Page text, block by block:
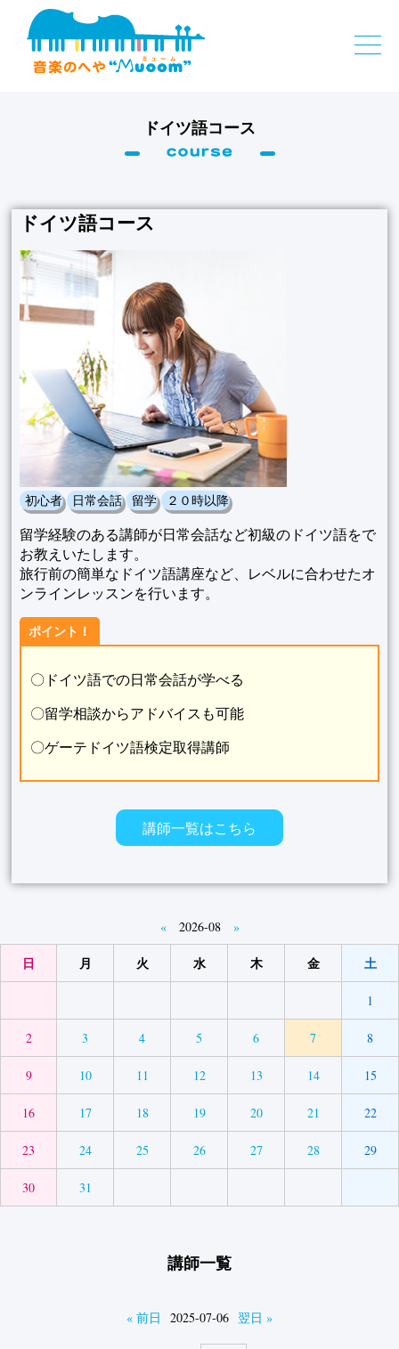
ドイツ語コース
ドイツ語コース
初心者 日常会話 留学 ２０時以降
留学経験のある講師が日常会話など初級のドイツ語をで
お教えいたします。
旅行前の簡単なドイツ語講座など、レベルに合わせたオ
ンラインレッスンを行います。
ポイント！
〇ドイツ語での日常会話が学べる
〇留学相談からアドバイスも可能
〇ゲーテドイツ語検定取得講師
講師一覧はこちら
« 2026-08 »
日 月 火 水 木 金 土
1
2 3 4 5 6 7 8
9 10 11 12 13 14 15
16 17 18 19 20 21 22
23 24 25 26 27 28 29
30 31
講師一覧
« 前日 2025-07-06 翌日 »